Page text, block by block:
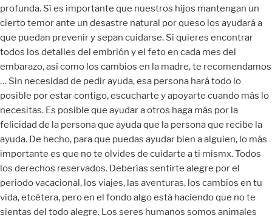
profunda. Sí es importante que nuestros hijos mantengan un
cierto temor ante un desastre natural por queso los ayudará a
que puedan prevenir y sepan cuidarse. Si quieres encontrar
todos los detalles del embrión y el feto en cada mes del
embarazo, así como los cambios en la madre, te recomendamos
… Sin necesidad de pedir ayuda, esa persona hará todo lo
posible por estar contigo, escucharte y apoyarte cuando más lo
necesitas. Es posible que ayudar a otros haga más por la
felicidad de la persona que ayuda que la persona que recibe la
ayuda. De hecho, para que puedas ayudar bien a alguien, lo más
importante es que no te olvides de cuidarte a ti mismx. Todos
los derechos reservados. Deberías sentirte alegre por el
periodo vacacional, los viajes, las aventuras, los cambios en tu
vida, etcétera, pero en el fondo algo está haciendo que no te
sientas del todo alegre. Los seres humanos somos animales